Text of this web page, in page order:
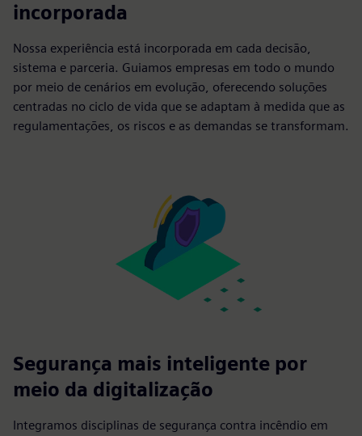
incorporada
Nossa experiência está incorporada em cada decisão,
sistema e parceria. Guiamos empresas em todo o mundo
por meio de cenários em evolução, oferecendo soluções
centradas no ciclo de vida que se adaptam à medida que as
regulamentações, os riscos e as demandas se transformam.
Segurança mais inteligente por
meio da digitalização
Integramos disciplinas de segurança contra incêndio em